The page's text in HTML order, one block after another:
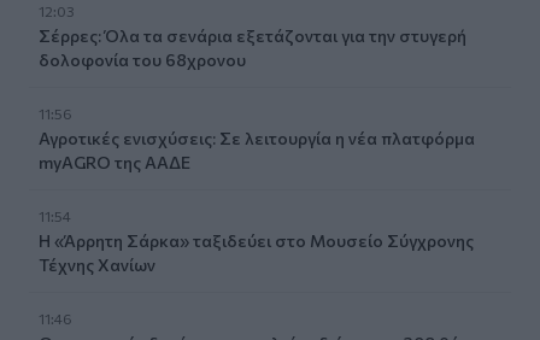
12:03
Σέρρες: Όλα τα σενάρια εξετάζονται για την στυγερή
δολοφονία του 68χρονου
11:56
Αγροτικές ενισχύσεις: Σε λειτουργία η νέα πλατφόρμα
myAGRO της ΑΑΔΕ
11:54
Η «Άρρητη Σάρκα» ταξιδεύει στο Μουσείο Σύγχρονης
Τέχνης Χανίων
11:46